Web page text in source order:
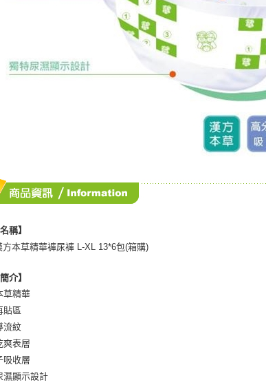
稱】
方本草精華褲尿褲 L-XL 13*6包(箱購)
介】
草精華
貼區
流紋
爽表層
吸收層
濕顯示設計